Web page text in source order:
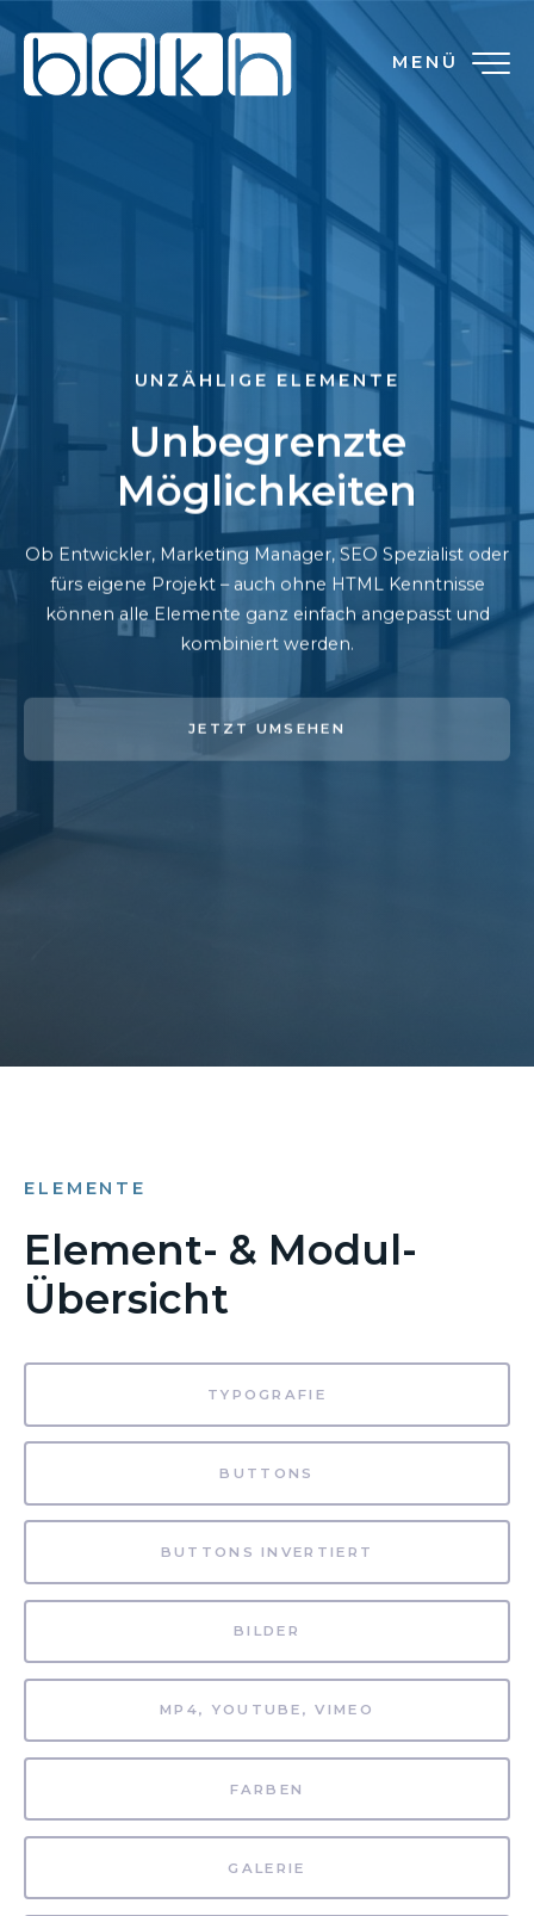
MENÜ
UNZÄHLIGE ELEMENTE
Unbegrenzte
Möglichkeiten
Ob Entwickler, Marketing Manager, SEO Spezialist oder
fürs eigene Projekt – auch ohne HTML Kenntnisse
können alle Elemente ganz einfach angepasst und
kombiniert werden.
JETZT UMSEHEN
ELEMENTE
Element- & Modul-
Übersicht
TYPOGRAFIE
BUTTONS
BUTTONS INVERTIERT
BILDER
MP4, YOUTUBE, VIMEO
FARBEN
GALERIE